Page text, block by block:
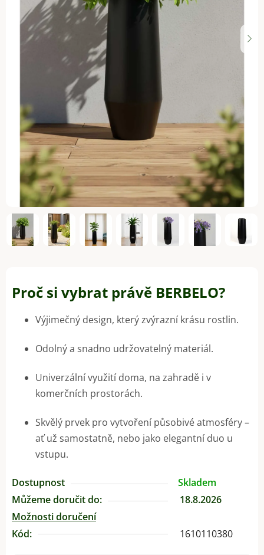
Proč si vybrat právě BERBELO?
Výjimečný design, který zvýrazní krásu rostlin.
Odolný a snadno udržovatelný materiál.
Univerzální využití doma, na zahradě i v
komerčních prostorách.
Skvělý prvek pro vytvoření působivé atmosféry –
ať už samostatně, nebo jako elegantní duo u
vstupu.
Dostupnost
Skladem
Můžeme doručit do:
18.8.2026
Možnosti doručení
Kód:
1610110380